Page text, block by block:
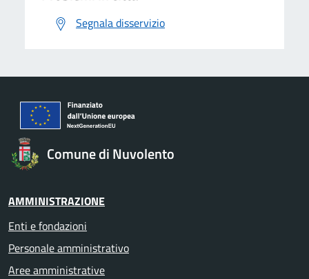
Segnala disservizio
Comune di Nuvolento
AMMINISTRAZIONE
Enti e fondazioni
Personale amministrativo
Aree amministrative